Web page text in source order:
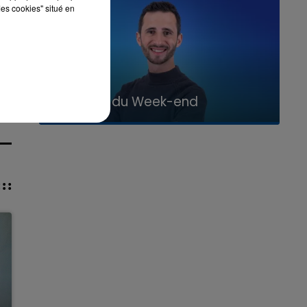
La Team du Week-end
cookies" situé en